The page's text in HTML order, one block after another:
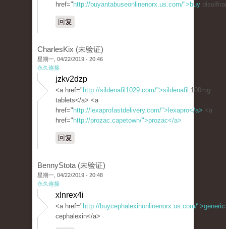
href=" http://buyantabuseonlinenorx.us.com/">buy
回复
CharlesKix (未验证)
星期一, 04/22/2019 - 20:46
永久连接
jzkv2dzp
<a href=" http://sildenafil1029.com/">sildenafil 100mg
tablets</a> <a
href=" http://lexaprofastdelivery.com/">lexapro</a> <a
href=" http://prozac.capetown/">prozac</a>
回复
BennyStota (未验证)
星期一, 04/22/2019 - 20:48
永久连接
xlnrex4i
<a href=" http://buycephalexinonlinenorx.us.com/">generic
cephalexin</a>